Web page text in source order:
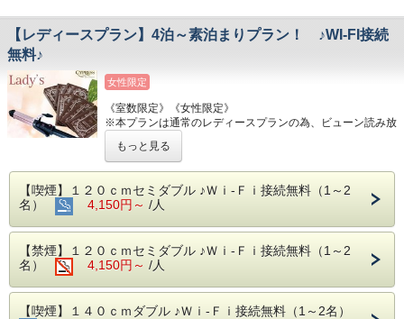
清算下さい。
※PayPayでのご決済が可能です。
■AEDのご案内■
※1階エントランスホールに設置がございます。
す。
バスアメニティ（シャンプー等）にはDHCをご用意。
⑤ホテル付近の便利なお店♪
の前で便利！
※営業時間は変動する場合がございます。
⑥オプション
【連泊される方におススメ】※前日までにお申し付け下さ
い。
・ベッドメイキング 1,000円/1回
・ステイ清掃 3,000円/1回
【ミニキッチンご利用の方におススメ】※在庫に限りがござ
います。
・鍋フライパンセット 300円/1泊
・食器セット 300円/1泊
■主な駅・観光スポットのご案内■
【主な駅】 ※乗り換え無しで東京都心部へ楽々アクセス！
東京駅（13分）・秋葉原駅（14分）・品川（23分）・新宿
（32分）など
【主な観光スポット】 ※徒歩・乗り継ぎ所要時間含む
〇乗り換え無しでOK！…両国国技館（13分）・東京ドーム
【レディースプラン】4泊～素泊まりプラン！ ♪WI-FI接続
無料♪
女性限定
《室数限定》《女性限定》
※本プランは通常のレディースプランの為、ビューン読み放
​ サービスはございません。
①スキンケア4点セット付き♪
②ヘアアイロンをお部屋に設置♪
①アクセス
JR新小岩駅北口より徒歩1分！東京の出張・研修・観光の拠
②インターネット環境
全室WI-FI接続無料・有線LANケーブルご用意しておりま
もっと見る
【喫煙】１２０ｃｍセミダブル ♪Ｗｉ-Ｆｉ接続無料（1～2
名）
4,150円～ /人
【禁煙】１２０ｃｍセミダブル ♪Ｗｉ-Ｆｉ接続無料（1～2
名）
4,150円～ /人
【喫煙】１４０ｃｍダブル ♪Ｗｉ-Ｆｉ接続無料（1～2名）